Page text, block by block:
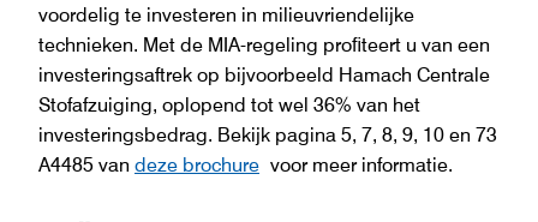
voordelig te investeren in milieuvriendelijke
technieken. Met de MIA-regeling proﬁteert u van een
investeringsaftrek op bijvoorbeeld Hamach Centrale
Stofafzuiging, oplopend tot wel 36% van het
investeringsbedrag. Bekijk pagina 5, 7, 8, 9, 10 en 73
A4485 van deze brochure voor meer informatie.